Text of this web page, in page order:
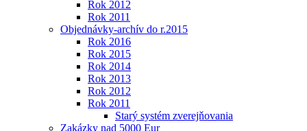
Rok 2012
Rok 2011
Objednávky-archív do r.2015
Rok 2016
Rok 2015
Rok 2014
Rok 2013
Rok 2012
Rok 2011
Starý systém zverejňovania
Zakázky nad 5000 Eur